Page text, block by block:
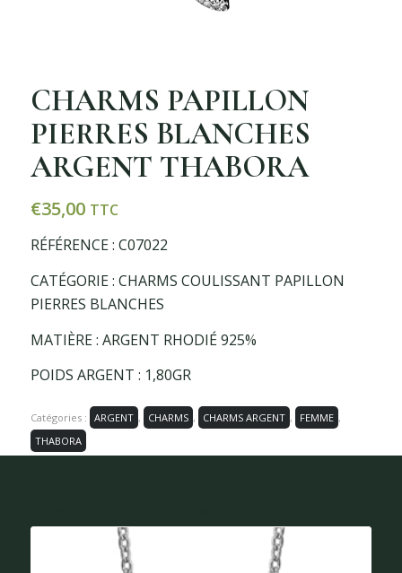
CHARMS PAPILLON
PIERRES BLANCHES
ARGENT THABORA
€35,00 TTC
RÉFÉRENCE : C07022
CATÉGORIE : CHARMS COULISSANT PAPILLON
PIERRES BLANCHES
MATIÈRE : ARGENT RHODIÉ 925%
POIDS ARGENT : 1,80GR
Catégories : ARGENT , CHARMS , CHARMS ARGENT , FEMME ,
THABORA